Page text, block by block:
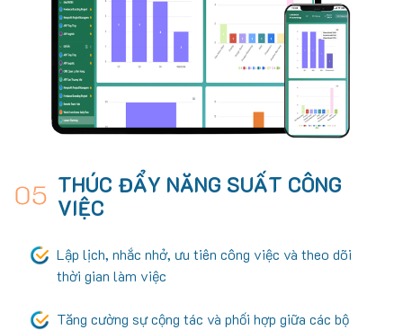
05 THÚC ĐẨY NĂNG SUẤT CÔNG
VIỆC
Lập lịch, nhắc nhở, ưu tiên công việc và theo dõi
thời gian làm việc
Tăng cường sự cộng tác và phối hợp giữa các bộ